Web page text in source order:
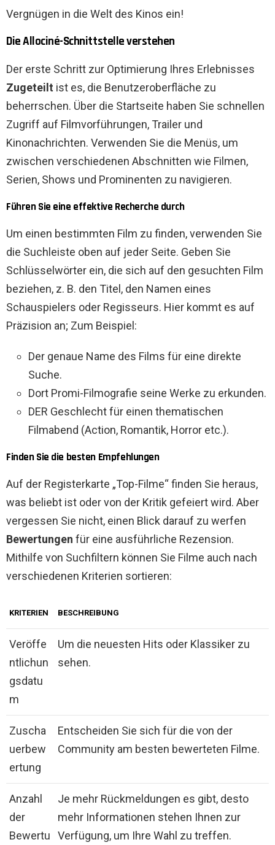
Vergnügen in die Welt des Kinos ein!
Die Allociné-Schnittstelle verstehen
Der erste Schritt zur Optimierung Ihres Erlebnisses
Zugeteilt ist es, die Benutzeroberfläche zu
beherrschen. Über die Startseite haben Sie schnellen
Zugriff auf Filmvorführungen, Trailer und
Kinonachrichten. Verwenden Sie die Menüs, um
zwischen verschiedenen Abschnitten wie Filmen,
Serien, Shows und Prominenten zu navigieren.
Führen Sie eine effektive Recherche durch
Um einen bestimmten Film zu finden, verwenden Sie
die Suchleiste oben auf jeder Seite. Geben Sie
Schlüsselwörter ein, die sich auf den gesuchten Film
beziehen, z. B. den Titel, den Namen eines
Schauspielers oder Regisseurs. Hier kommt es auf
Präzision an; Zum Beispiel:
Der genaue Name des Films für eine direkte
Suche.
Dort Promi-Filmografie seine Werke zu erkunden.
DER Geschlechtfür einen thematischen
Filmabend (Action, Romantik, Horror etc.).
Finden Sie die besten Empfehlungen
Auf der Registerkarte „Top-Filme“ finden Sie heraus,
was beliebt ist oder von der Kritik gefeiert wird. Aber
vergessen Sie nicht, einen Blick darauf zu werfen
Bewertungen für eine ausführliche Rezension.
Mithilfe von Suchfiltern können Sie Filme auch nach
verschiedenen Kriterien sortieren:
KRITERIEN BESCHREIBUNG
Veröffe
ntlichun
gsdatu
m
Um die neuesten Hits oder Klassiker zu
sehen.
Zuscha
uerbew
ertung
Entscheiden Sie sich für die von der
Community am besten bewerteten Filme.
Anzahl
der
Bewertu
Je mehr Rückmeldungen es gibt, desto
mehr Informationen stehen Ihnen zur
Verfügung, um Ihre Wahl zu treffen.